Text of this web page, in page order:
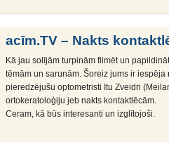
acīm.TV – Nakts
Kā jau solījām turpinām filmēt un
tēmām un sarunām. Šoreiz jums ir iespēja
pieredzējušu optometristi Itu Zveidri
ortokeratoloģiju jeb nakts kontaktlēcām.
Ceram, kā būs interesanti un izglītojoši.